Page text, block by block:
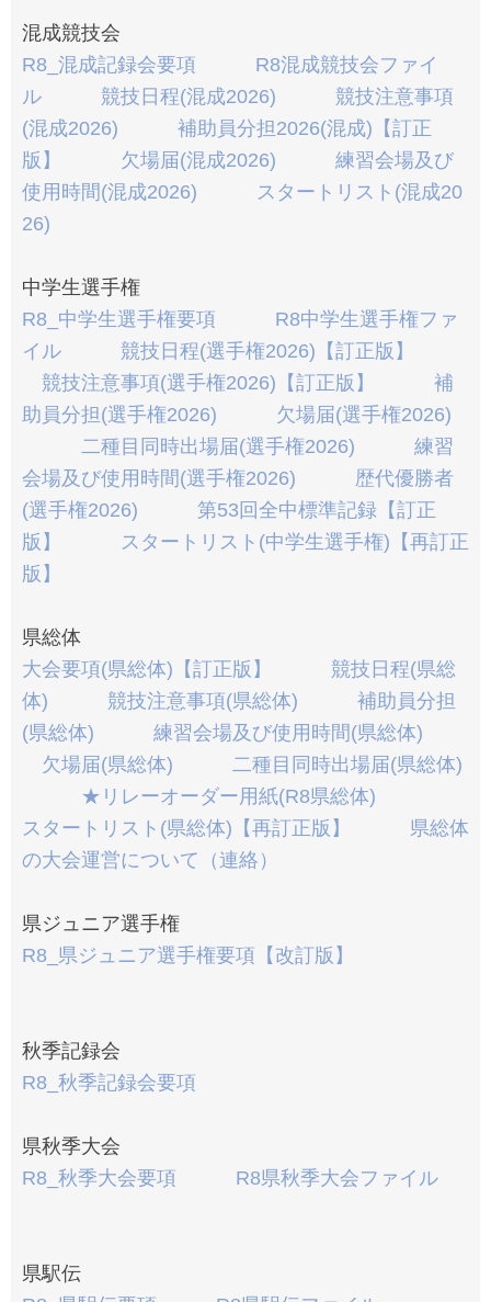
混成競技会
R8_混成記録会要項
R8混成競技会ファイ
ル
競技日程(混成2026)
競技注意事項
(混成2026)
補助員分担2026(混成)【訂正
版】
欠場届(混成2026)
練習会場及び
使用時間(混成2026)
スタートリスト(混成20
26)
中学生選手権
R8_中学生選手権要項
R8中学生選手権ファ
イル
競技日程(選手権2026)【訂正版】
競技注意事項(選手権2026)【訂正版】
補
助員分担(選手権2026)
欠場届(選手権2026)
二種目同時出場届(選手権2026)
練習
会場及び使用時間(選手権2026)
歴代優勝者
(選手権2026)
第53回全中標準記録【訂正
版】
スタートリスト(中学生選手権)【再訂正
版】
県総体
大会要項(県総体)【訂正版】
競技日程(県総
体)
競技注意事項(県総体)
補助員分担
(県総体)
練習会場及び使用時間(県総体)
欠場届(県総体)
二種目同時出場届(県総体)
★リレーオーダー用紙(R8県総体)
スタートリスト(県総体)【再訂正版】
県総体
の大会運営について（連絡）
県ジュニア選手権
R8_県ジュニア選手権要項【改訂版】
秋季記録会
R8_秋季記録会要項
県秋季大会
R8_秋季大会要項
R8県秋季大会ファイル
県駅伝